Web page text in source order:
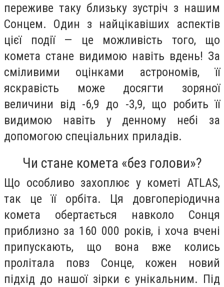
переживе таку близьку зустріч з нашим
Сонцем. Один з найцікавіших аспектів
цієї події — це можливість того, що
комета стане видимою навіть вдень! За
сміливими оцінками астрономів, її
яскравість може досягти зоряної
величини від -6,9 до -3,9, що робить її
видимою навіть у денному небі за
допомогою спеціальних приладів.
Чи стане комета «без голови»?
Що особливо захоплює у кометі ATLAS,
так це її орбіта. Ця довгоперіодична
комета обертається навколо Сонця
приблизно за 160 000 років, і хоча вчені
припускають, що вона вже колись
пролітала повз Сонце, кожен новий
підхід до нашої зірки є унікальним. Під